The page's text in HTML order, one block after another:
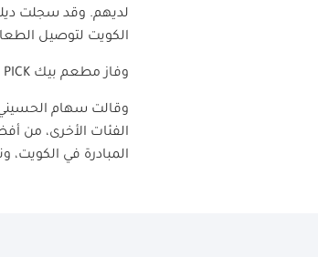
الكويت لتوصيل
وفاز مطعم بيك PICK
وقالت سهام
الفئات الأخرى، من
المبادرة في